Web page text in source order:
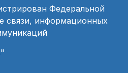
Федеральной
связи, информационных